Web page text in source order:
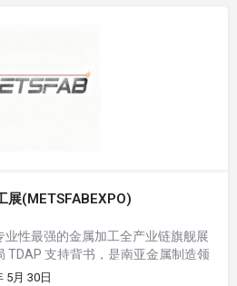
展(METSFABEXPO)
性最强的金属加工全产业链旗舰展
TDAP 支持背书，是南亚金属制造领
是中巴经济走廊（CPEC）工业装
5月 30日